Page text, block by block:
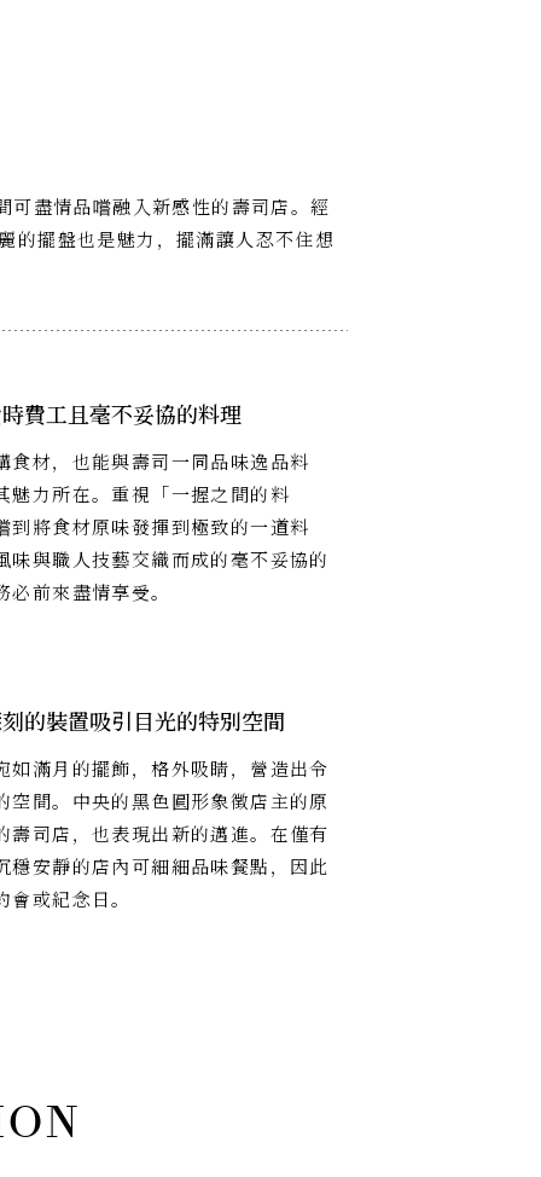
可盡情品嚐融入新感性的壽司店。經
的擺盤也是魅力，擺滿讓人忍不住想
費工且毫不妥協的料理
食材，也能與壽司一同品味逸品料
魅力所在。重視「一握之間的料
到將食材原味發揮到極致的一道料
味與職人技藝交織而成的毫不妥協的
必前來盡情享受。
的裝置吸引目光的特別空間
如滿月的擺飾，格外吸睛，營造出令
空間。中央的黑色圓形象徵店主的原
司店，也表現出新的邁進。在僅有
穩安靜的店內可細細品味餐點，因此
或紀念日。